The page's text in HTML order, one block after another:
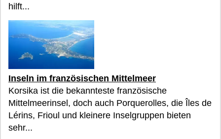
hilft...
Inseln im französischen Mittelmeer
Korsika ist die bekannteste französische
Mittelmeerinsel, doch auch Porquerolles, die Îles de
Lérins, Frioul und kleinere Inselgruppen bieten
sehr...